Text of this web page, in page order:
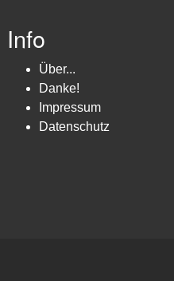
Info
Über...
Danke!
Impressum
Datenschutz